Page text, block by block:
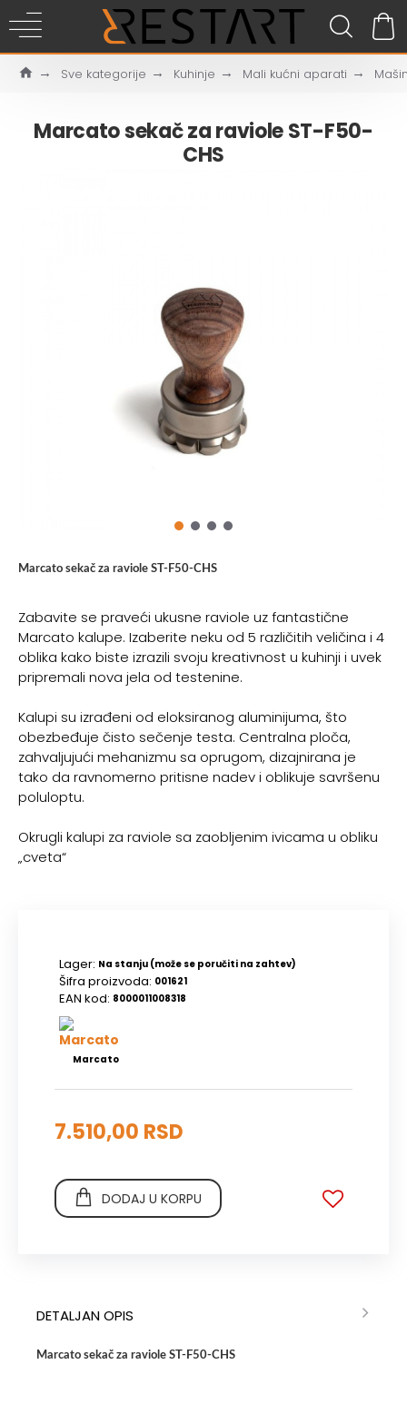
Sve kategorije Kuhinje Mali kućni aparati
Marcato sekač za raviole ST-F50-
CHS
Marcato sekač za raviole ST-F50-CHS
Zabavite se praveći ukusne raviole uz fantastične
Marcato kalupe. Izaberite neku od 5 različitih veličina i 4
oblika kako biste izrazili svoju kreativnost u kuhinji i uvek
pripremali nova jela od testenine.
Kalupi su izrađeni od eloksiranog aluminijuma, što
obezbeđuje čisto sečenje testa. Centralna ploča,
zahvaljujući mehanizmu sa oprugom, dizajnirana je
tako da ravnomerno pritisne nadev i oblikuje savršenu
poluloptu.
Okrugli kalupi za raviole sa zaobljenim ivicama u obliku
„cveta“
Lager: Na stanju (može se poručiti na zahtev)
Šifra proizvoda: 001621
EAN kod: 8000011008318
Marcato
7.510,00 RSD
DODAJ U KORPU
DETALJAN OPIS
Marcato sekač za raviole ST-F50-CHS